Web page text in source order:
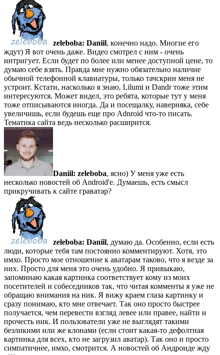
zeleboba: Daniil, конечно надо. Многие его
ждут) Я вот очень даже. Видео смотрел с ним - очень
интригует. Если будет по более или менее доступной цене, то
думаю себе взять. Правда мне нужно обязательно наличие
обычной телефонной клавиатуры, только тачскрин меня не
устроит. Кстати, насколько я знаю, Lilumi и Dandr тоже этим
интересуются. Может видел, это ребята, которые тут у меня
тоже отписываются иногда. Да и посещалку, наверняка, себе
увеличишь, если будешь еще про Adnroid что-то писать.
Тематика сайта ведь несколько расширится.
Daniil: zeleboba, ясно) У меня уже есть
несколько новостей об Android'е. Думаешь, есть смысл
прикручивать к сайте граватар?
zeleboba: Daniil, думаю да. Особенно, если есть
люди, которые тебя там постоянно комментируют. Хотя, это
имхо. Просто мое отношение к аватарам таково, что я везде за
них. Просто для меня это очень удобно. Я привыкаю,
запоминаю какая картинка соответствует кому из моих
посетителей и собеседников так, что читая комменты я уже не
обращаю внимания на ник. Я вижу краем глаза картинку и
сразу понимаю, кто мне отвечает. Так оно просто быстрее
получается, чем перевести взгляд левее или правее, найти и
прочесть ник. И пользователи уже не выглядят такими
безликими или же клонами (если стоит какая-то дефолтная
картинка для всех, кто не загрузил аватар). Так оно и просто
симпатичнее, имхо, смотрится. А новостей об Андроиде жду